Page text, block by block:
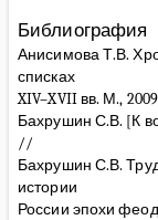
Библиография
Анисимова Т.В.
списках
XIV–XVII вв. М.,
Бахрушин С.В. [К
//
Бахрушин С.В.
истории
России эпохи